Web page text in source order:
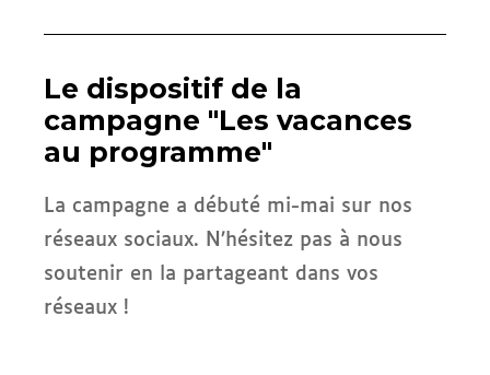
Le dispositif de la
campagne "Les vacances
au programme"
La campagne a débuté mi-mai sur nos
réseaux sociaux. N’hésitez pas à nous
soutenir en la partageant dans vos
réseaux !